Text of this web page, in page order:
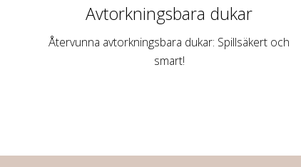
Avtorkningsbara dukar
Återvunna avtorkningsbara dukar: Spillsäkert och
smart!